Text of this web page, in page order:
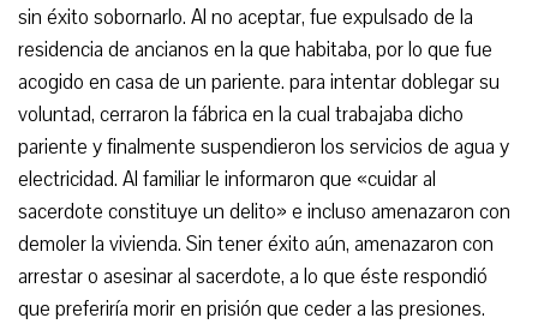
sin éxito sobornarlo. Al no aceptar, fue expulsado de la
residencia de ancianos en la que habitaba, por lo que fue
acogido en casa de un pariente. para intentar doblegar su
voluntad, cerraron la fábrica en la cual trabajaba dicho
pariente y finalmente suspendieron los servicios de agua y
electricidad. Al familiar le informaron que «cuidar al
sacerdote constituye un delito» e incluso amenazaron con
demoler la vivienda. Sin tener éxito aún, amenazaron con
arrestar o asesinar al sacerdote, a lo que éste respondió
que preferiría morir en prisión que ceder a las presiones.